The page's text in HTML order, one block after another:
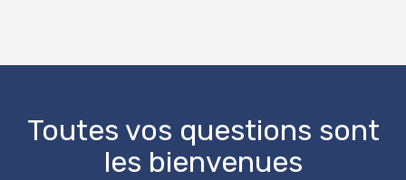
Toutes vos questions sont
les bienvenues